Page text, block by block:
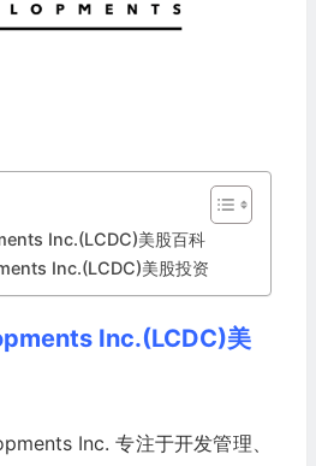
Inc.(LCDC)美股百科
Inc.(LCDC)美股投资
Inc.(LCDC)美
Inc. 专注于开发管理、